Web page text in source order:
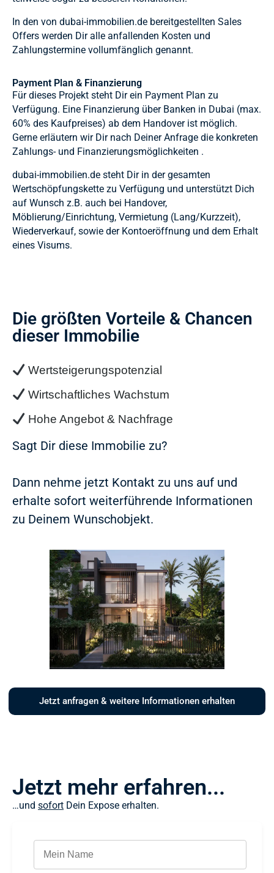
In den von dubai-immobilien.de bereitgestellten Sales
Offers werden Dir alle anfallenden Kosten und
Zahlungstermine vollumfänglich genannt.
Payment Plan & Finanzierung
Für dieses Projekt steht Dir ein Payment Plan zu
Verfügung. Eine Finanzierung über Banken in Dubai (max.
60% des Kaufpreises) ab dem Handover ist möglich.
Gerne erläutern wir Dir nach Deiner Anfrage die konkreten
Zahlungs- und Finanzierungsmöglichkeiten .
dubai-immobilien.de steht Dir in der gesamten
Wertschöpfungskette zu Verfügung und unterstützt Dich
auf Wunsch z.B. auch bei Handover,
Möblierung/Einrichtung, Vermietung (Lang/Kurzzeit),
Wiederverkauf, sowie der Kontoeröffnung und dem Erhalt
eines Visums.
Die größten Vorteile & Chancen
dieser Immobilie
Wertsteigerungspotenzial
Wirtschaftliches Wachstum
Hohe Angebot & Nachfrage
Sagt Dir diese Immobilie zu?
Dann nehme jetzt Kontakt zu uns auf und
erhalte sofort weiterführende Informationen
zu Deinem Wunschobjekt.
Jetzt anfragen & weitere Informationen erhalten
Jetzt mehr erfahren...
…und sofort Dein Expose erhalten.